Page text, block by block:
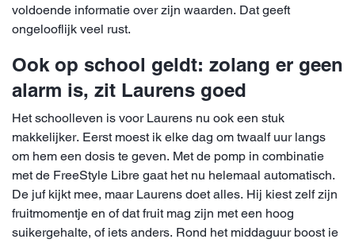
voldoende informatie over zijn waarden. Dat geeft
ongelooflijk veel rust.
Ook op school geldt: zolang er geen
alarm is, zit Laurens goed
Het schoolleven is voor Laurens nu ook een stuk
makkelijker. Eerst moest ik elke dag om twaalf uur langs
om hem een dosis te geven. Met de pomp in combinatie
met de FreeStyle Libre gaat het nu helemaal automatisch.
De juf kijkt mee, maar Laurens doet alles. Hij kiest zelf zijn
fruitmomentje en of dat fruit mag zijn met een hoog
suikergehalte, of iets anders. Rond het middaguur boost ie